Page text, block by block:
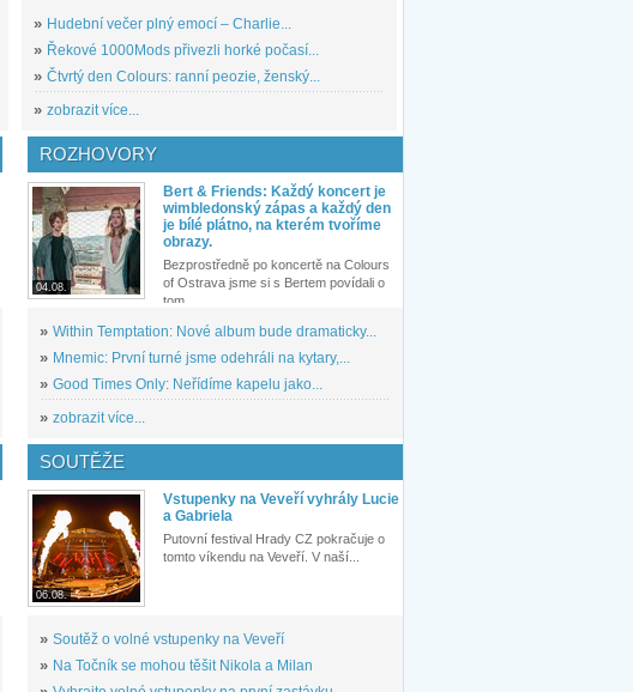
» Hudební večer plný emocí – Charlie...
» Řekové 1000Mods přivezli horké počasí...
» Čtvrtý den Colours: ranní peozie, ženský...
» zobrazit více...
ROZHOVORY
04.08.
Bert & Friends: Každý koncert je
wimbledonský zápas a každý den
je bílé plátno, na kterém tvoříme
obrazy.
Bezprostředně po koncertě na Colours
of Ostrava jsme si s Bertem povídali o
tom,...
» Within Temptation: Nové album bude dramaticky...
» Mnemic: První turné jsme odehráli na kytary,...
» Good Times Only: Neřídíme kapelu jako...
» zobrazit více...
SOUTĚŽE
06.08.
Vstupenky na Veveří vyhrály Lucie
a Gabriela
Putovní festival Hrady CZ pokračuje o
tomto víkendu na Veveří. V naší...
» Soutěž o volné vstupenky na Veveří
» Na Točník se mohou těšit Nikola a Milan